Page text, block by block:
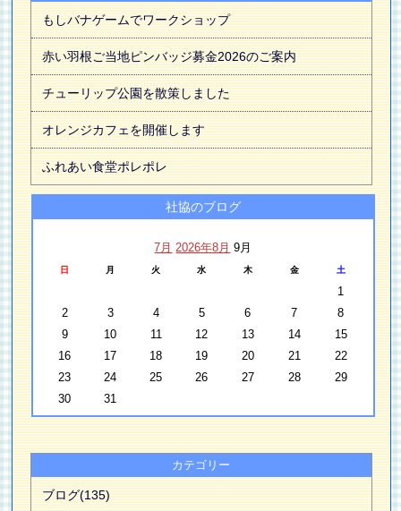
もしバナゲームでワークショップ
赤い羽根ご当地ピンバッジ募金2026のご案内
チューリップ公園を散策しました
オレンジカフェを開催します
ふれあい食堂ポレポレ
社協のブログ
7月 2026年8月 9月
日 月 火 水 木 金 土
1
2
3 4 5 6 7
8
9
10 11 12 13 14
15
16
17 18 19 20 21
22
23
24 25 26 27 28
29
30
31
カテゴリー
ブログ(135)